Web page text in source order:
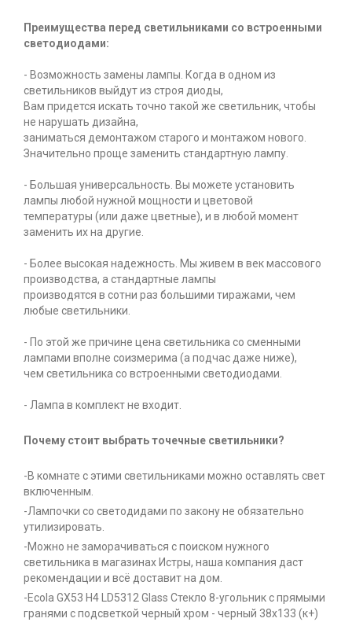
Преимущества перед светильниками со встроенными
светодиодами:
- Возможность замены лампы. Когда в одном из
светильников выйдут из строя диоды,
Вам придется искать точно такой же светильник, чтобы
не нарушать дизайна,
заниматься демонтажом старого и монтажом нового.
Значительно проще заменить стандартную лампу.
- Большая универсальность. Вы можете установить
лампы любой нужной мощности и цветовой
температуры (или даже цветные), и в любой момент
заменить их на другие.
- Более высокая надежность. Мы живем в век массового
производства, а стандартные лампы
производятся в сотни раз большими тиражами, чем
любые светильники.
- По этой же причине цена светильника со сменными
лампами вполне соизмерима (а подчас даже ниже),
чем светильника со встроенными светодиодами.
- Лампа в комплект не входит.
Почему стоит выбрать точечные светильники?
-В комнате с этими светильниками можно оставлять свет
включенным.
-Лампочки со светодидами по закону не обязательно
утилизировать.
-Можно не заморачиваться с поиском нужного
светильника в магазинах Истры, наша компания даст
рекомендации и всё доставит на дом.
-Ecola GX53 H4 LD5312 Glass Стекло 8-угольник с прямыми
гранями с подсветкой черный хром - черный 38x133 (к+)